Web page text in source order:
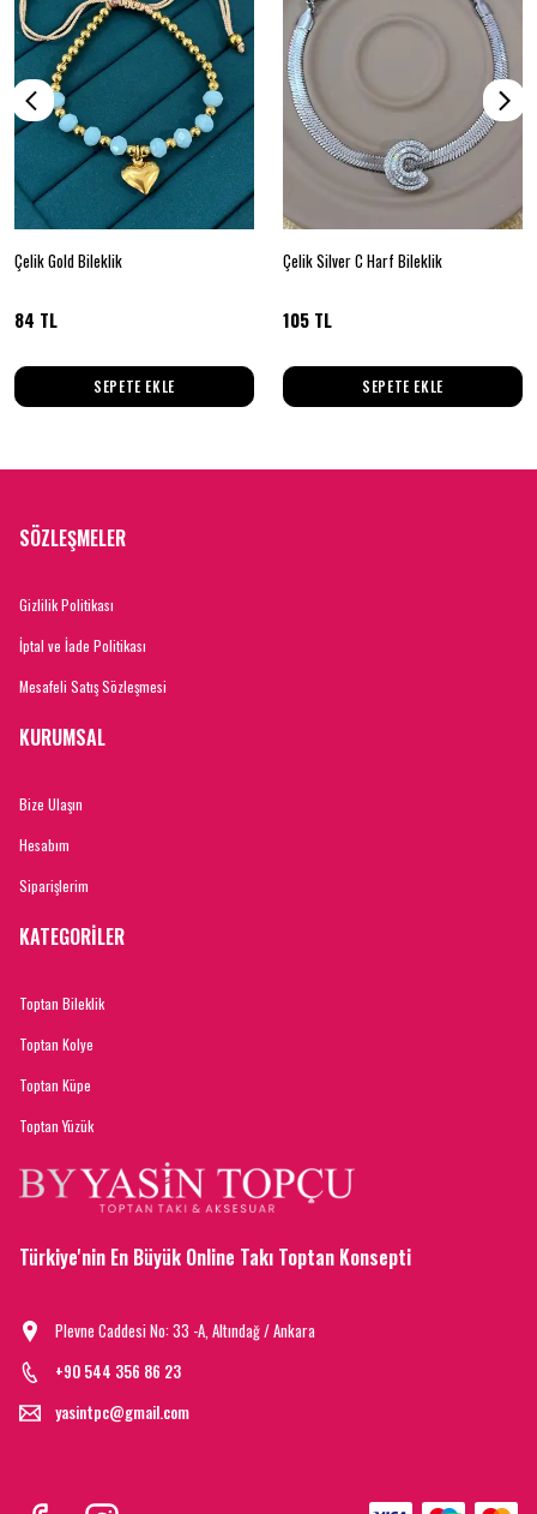
Çelik Gold Bileklik
84 TL
SEPETE EKLE
Çelik Silver C Harf Bileklik
105 TL
SEPETE EKLE
SÖZLEŞMELER
Gizlilik Politikası
İptal ve İade Politikası
Mesafeli Satış Sözleşmesi
KURUMSAL
Bize Ulaşın
Hesabım
Siparişlerim
KATEGORİLER
Toptan Bileklik
Toptan Kolye
Toptan Küpe
Toptan Yüzük
Türkiye'nin En Büyük Online Takı Toptan Konsepti
Plevne Caddesi No: 33 -A, Altındağ / Ankara
+90 544 356 86 23
yasintpc@gmail.com